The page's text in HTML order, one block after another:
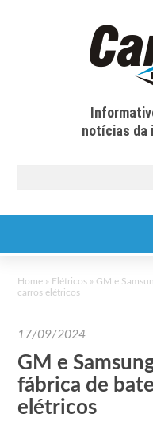
notícias da
Home » Elétricos » GM e
carros elétricos
17/09/2024
GM e
fábrica de
elétricos